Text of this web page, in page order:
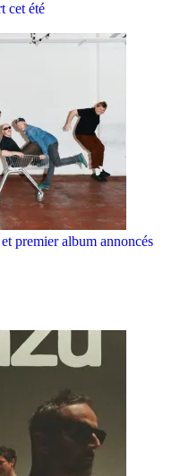
cet été
premier album annoncés